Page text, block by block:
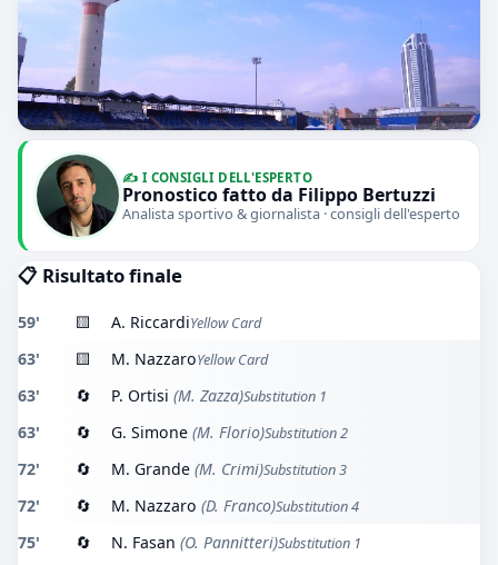
✍️ I CONSIGLI DELL'ESPERTO
Pronostico fatto da Filippo Bertuzzi
Analista sportivo & giornalista · consigli dell'esperto
📋 Risultato finale
59' 🟨 A. RiccardiYellow Card
63' 🟨 M. NazzaroYellow Card
63' 🔄 P. Ortisi (M. Zazza)Substitution 1
63' 🔄 G. Simone (M. Florio)Substitution 2
72' 🔄 M. Grande (M. Crimi)Substitution 3
72' 🔄 M. Nazzaro (D. Franco)Substitution 4
75' 🔄 N. Fasan (O. Pannitteri)Substitution 1